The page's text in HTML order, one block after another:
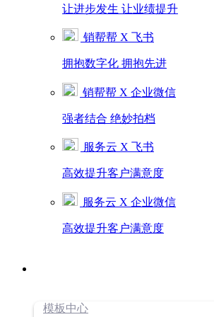
让进步发生 让业绩提升
销帮帮 X 飞书
拥抱数字化 拥抱先进
销帮帮 X 企业微信
强者结合 绝妙拍档
服务云 X 飞书
高效提升客户满意度
服务云 X 企业微信
高效提升客户满意度
模板中心